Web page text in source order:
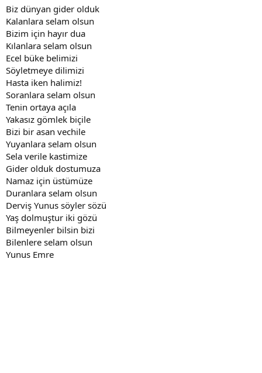
l
a
t
a
n
a
r
i
h
i
Biz dünyan gider olduk
Kalanlara selam olsun
Bizim için hayır dua
Kılanlara selam olsun
Ecel büke belimizi
Söyletmeye dilimizi
Hasta iken halimiz!
Soranlara selam olsun
Tenin ortaya açıla
Yakasız gömlek biçile
Bizi bir asan vechile
Yuyanlara selam olsun
Sela verile kastimize
Gider olduk dostumuza
Namaz için üstümüze
Duranlara selam olsun
Derviş Yunus söyler sözü
Yaş dolmuştur iki gözü
Bilmeyenler bilsin bizi
Bilenlere selam olsun
Yunus Emre